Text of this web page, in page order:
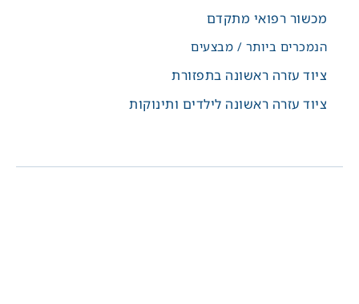
מכשור רפואי מתקדם
הנמכרים ביותר / מבצעים
ציוד עזרה ראשונה בתפזורת
ציוד עזרה ראשונה לילדים ותינוקות